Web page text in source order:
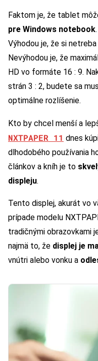
Faktom je, že tablet
pre Windows notebook
Výhodou je, že si
Nevýhodou je, že
HD vo formáte 16 : 9.
strán 3 : 2, budete sa
optimálne rozlíšenie.
Kto by chcel menší a
NXTPAPER 11 dnes
dlhodobého používania
článkov a kníh je to
displeju.
Tento displej, akurát vo
prípade modelu
tradičnými obrazovkami
najmä to, že displej je
vnútri alebo vonku a